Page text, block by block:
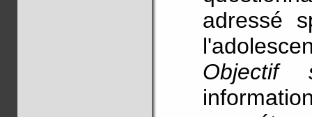
adressé
Objectif